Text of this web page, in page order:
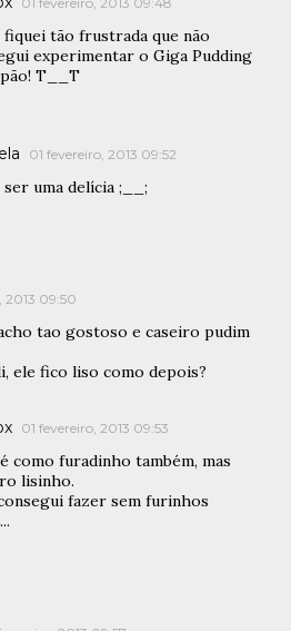
fiquei tão frustrada que não
experimentar o Giga Pudding
T__T
01 fevereiro, 2013 09:52
ser uma delícia ;__;
2013 09:50
tao gostoso e caseiro pudim
ele fico liso como depois?
01 fevereiro, 2013 09:53
como furadinho também, mas
lisinho.
fazer sem furinhos